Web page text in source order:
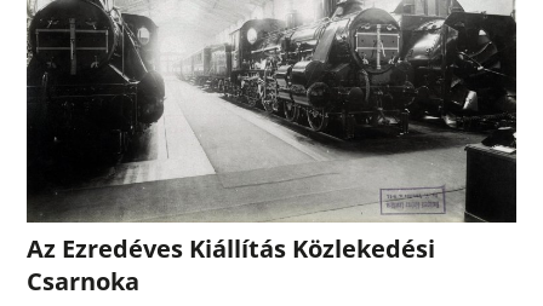
Az Ezredéves Kiállítás Közlekedési
Csarnoka